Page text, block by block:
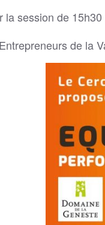
la session de
de la